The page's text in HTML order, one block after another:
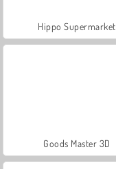
Hippo Supermarket
Goods Master 3D